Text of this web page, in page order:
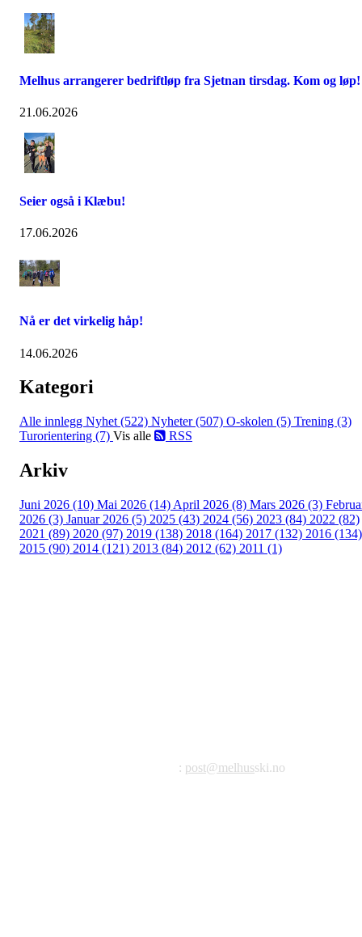
Melhus arrangerer bedriftløp fra Sjetnan tirsdag. Kom og løp!
21.06.2026
Seier også i Klæbu!
17.06.2026
Nå er det virkelig håp!
14.06.2026
Kategori
Alle innlegg Nyhet (522) Nyheter (507) O-skolen (5) Trening (3)
Turorientering (7) Vis alle RSS
Arkiv
Juni 2026 (10) Mai 2026 (14) April 2026 (8) Mars 2026 (3)
2026 (3) Januar 2026 (5) 2025 (43) 2024 (56) 2023 (84) 2022 (82)
2021 (89) 2020 (97) 2019 (138) 2018 (164) 2017 (132) 2016 (134)
2015 (90) 2014 (121) 2013 (84) 2012 (62) 2011 (1)
: post@melhusski.no